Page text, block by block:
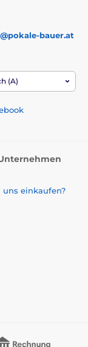
bauer.at
(A)
uns einkaufen?